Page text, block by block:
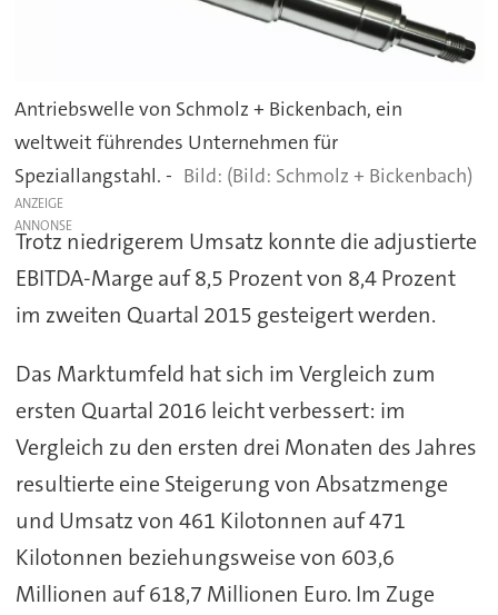
Antriebswelle von Schmolz + Bickenbach, ein
weltweit führendes Unternehmen für
Speziallangstahl. -
(Bild: Schmolz + Bickenbach)
ANZEIGE
Trotz niedrigerem Umsatz konnte die adjustierte
EBITDA-Marge auf 8,5 Prozent von 8,4 Prozent
im zweiten Quartal 2015 gesteigert werden.
Das Marktumfeld hat sich im Vergleich zum
ersten Quartal 2016 leicht verbessert: im
Vergleich zu den ersten drei Monaten des Jahres
resultierte eine Steigerung von Absatzmenge
und Umsatz von 461 Kilotonnen auf 471
Kilotonnen beziehungsweise von 603,6
Millionen auf 618,7 Millionen Euro. Im Zuge